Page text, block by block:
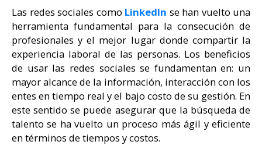
Las redes sociales como LinkedIn se han vuelto una
herramienta fundamental para la consecución de
profesionales y el mejor lugar donde compartir la
experiencia laboral de las personas. Los beneficios
de usar las redes sociales se fundamentan en: un
mayor alcance de la información, interacción con los
entes en tiempo real y el bajo costo de su gestión. En
este sentido se puede asegurar que la búsqueda de
talento se ha vuelto un proceso más ágil y eficiente
en términos de tiempos y costos.